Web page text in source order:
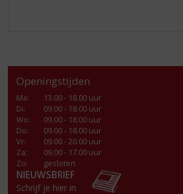
Openingstijden
Ma:
13.00 - 18.00 uur
Di:
09.00 - 18.00 uur
Wo:
09.00 - 18.00 uur
Do:
09.00 - 18.00 uur
Vr:
09.00 - 20.00 uur
Za:
09.00 - 17.00 uur
Zo:
gesloten
NIEUWSBRIEF
Schrijf je hier in